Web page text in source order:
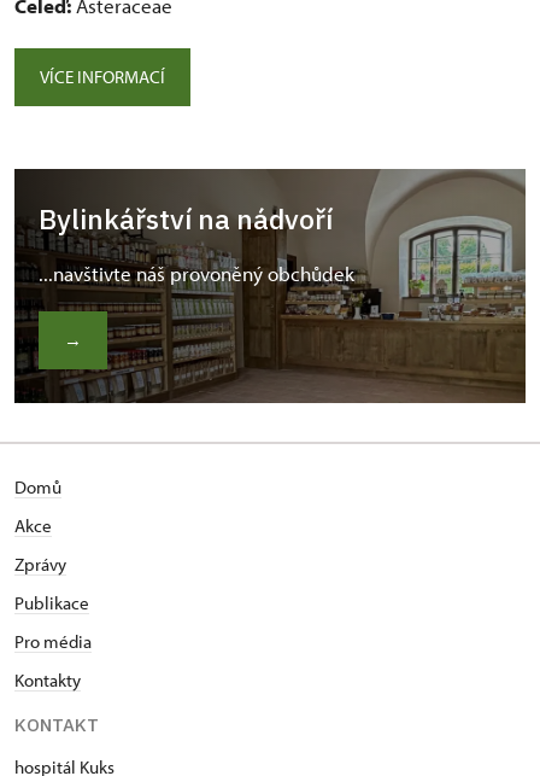
Čeleď: Asteraceae
VÍCE INFORMACÍ
Bylinkářství na nádvoří
...navštivte náš provoněný obchůdek
→
Domů
Akce
Zprávy
Publikace
Pro média
Kontakty
KONTAKT
hospitál Kuks